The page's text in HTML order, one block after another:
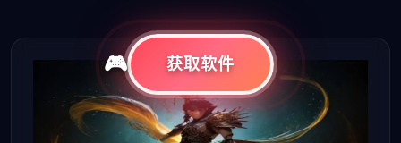
获取软件